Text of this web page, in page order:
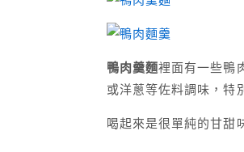
鴨肉羹麵裡面有一些鴨
或洋蔥等佐料調味，特
喝起來是很單純的甘甜